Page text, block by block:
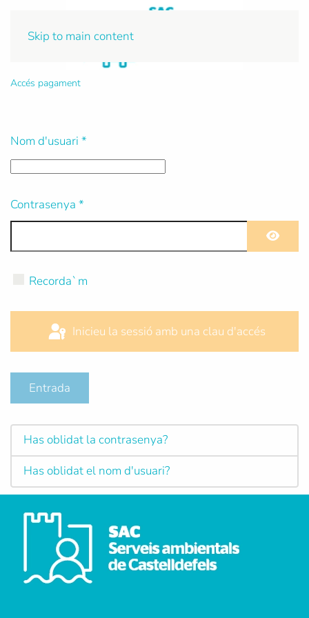
Skip to main content
Accés pagament
Nom d'usuari *
Contrasenya *
Recorda`m
Inicieu la sessió amb una clau d'accés
Entrada
Has oblidat la contrasenya?
Has oblidat el nom d'usuari?